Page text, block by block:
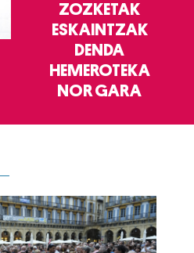
ZOZKETAK
ESKAINTZAK
DENDA
HEMEROTEKA
NOR GARA